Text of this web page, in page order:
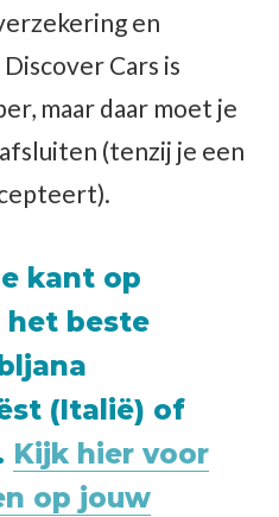
en
Cars is
maar daar moet je
(tenzij je een
kant op
het beste
(Italië) of
Kijk hier voor
op jouw